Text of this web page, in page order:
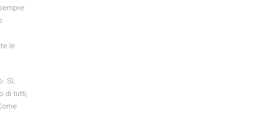
le
Sì,
di tutti,